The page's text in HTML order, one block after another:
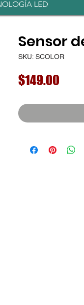
LED
Sensor
SKU: SCOLOR
$149.00